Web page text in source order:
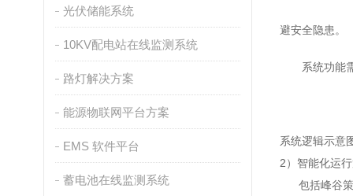
光伏储能系统
10KV配电站在线监测系统
路灯解决方案
能源物联网平台方案
EMS 软件平台
蓄电池在线监测系统
避安全隐患。
系统功能
系统逻辑示意
2）智能化运
包括峰谷策